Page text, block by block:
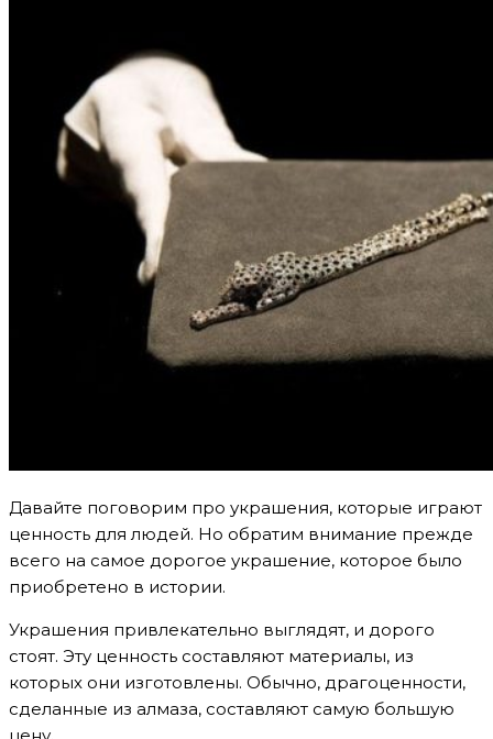
Давайте поговорим про украшения, которые играют
ценность для людей. Но обратим внимание прежде
всего на самое дорогое украшение, которое было
приобретено в истории.
Украшения привлекательно выглядят, и дорого
стоят. Эту ценность составляют материалы, из
которых они изготовлены. Обычно, драгоценности,
сделанные из алмаза, составляют самую большую